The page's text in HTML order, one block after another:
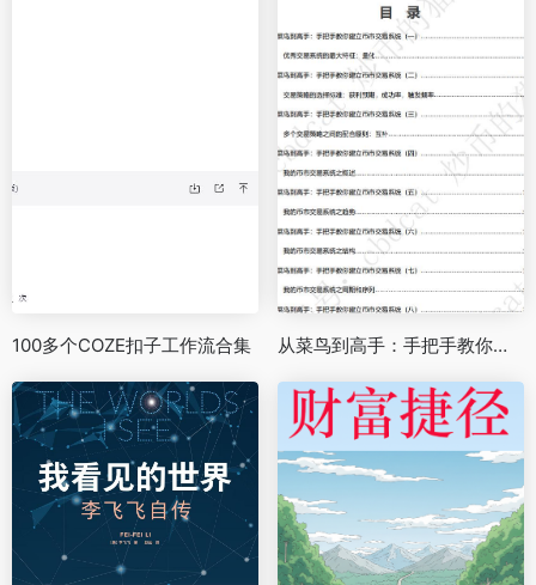
100多个COZE扣子工作流合集 从菜鸟到高手：手把手教你建立币市交易系统